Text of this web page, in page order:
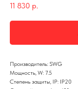
11 830 р.
Производитель: SWG
Мощность, W: 7.5
Степень защиты, IP: IP20